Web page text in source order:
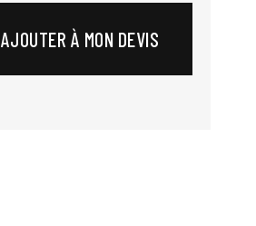
AJOUTER À MON DEVIS